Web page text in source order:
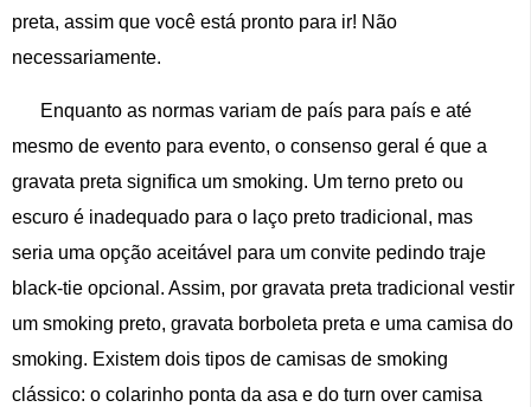
preta, assim que você está pronto para ir! Não
necessariamente.
Enquanto as normas variam de país para país e até
mesmo de evento para evento, o consenso geral é que a
gravata preta significa um smoking. Um terno preto ou
escuro é inadequado para o laço preto tradicional, mas
seria uma opção aceitável para um convite pedindo traje
black-tie opcional. Assim, por gravata preta tradicional vestir
um smoking preto, gravata borboleta preta e uma camisa do
smoking. Existem dois tipos de camisas de smoking
clássico: o colarinho ponta da asa e do turn over camisa